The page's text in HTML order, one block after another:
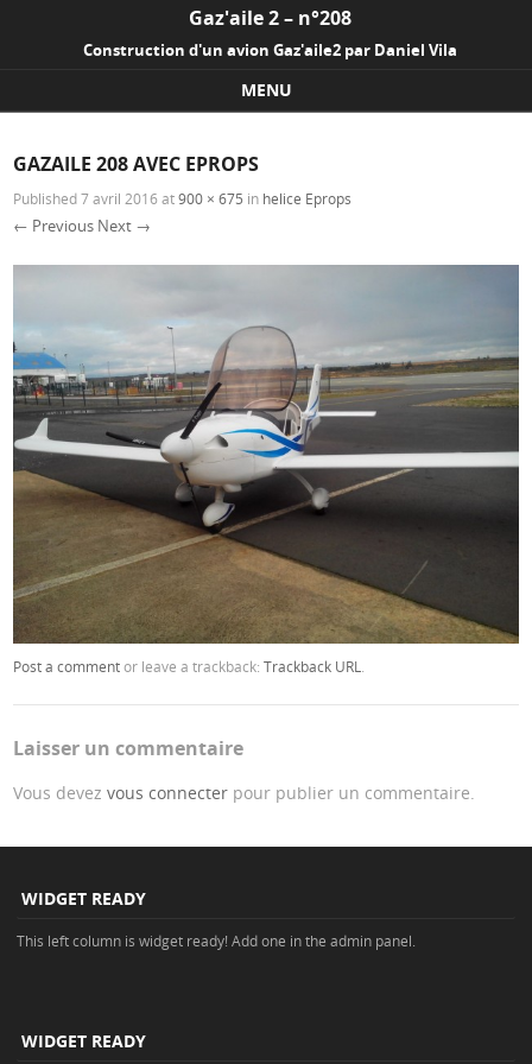
Gaz'aile 2 – n°208
Construction d'un avion Gaz'aile2 par Daniel Vila
MENU
GAZAILE 208 AVEC EPROPS
Published7 avril 2016 at900 × 675 in helice Eprops
← Previous Next →
Post a commentor leave a trackback:Trackback URL
Laisser un commentaire
Vous devezvous connecter pour publier un commentaire.
WIDGET READY
This left column is widget ready! Add one in the admin panel.
WIDGET READY